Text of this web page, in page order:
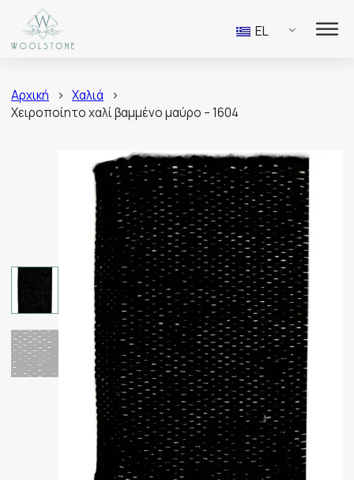
EL
Αρχική > Χαλιά
>
Χειροποίητο χαλί βαμμένο μαύρο – 1604